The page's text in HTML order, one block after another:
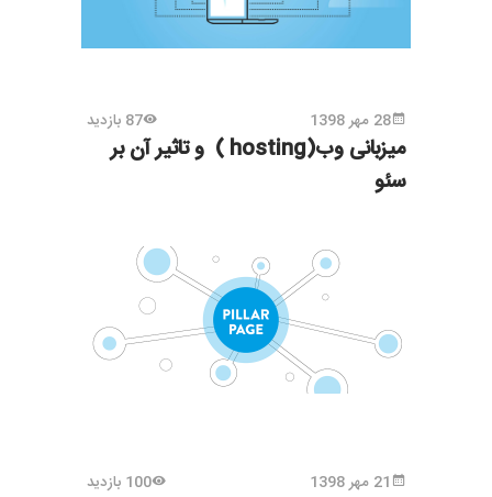
28 مهر 1398 87 بازدید
میزبانی وب(hosting ) و تاثیر آن بر
سئو
21 مهر 1398 100 بازدید